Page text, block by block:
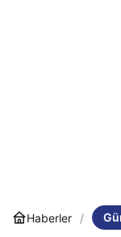
Haberler